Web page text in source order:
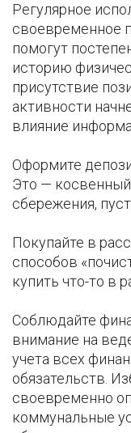
Регулярное
своевременное
помогут
историю
присутствие
активности
влияние
Оформите
Это — косвенный
сбережения,
Покупайте в
способов
купить что-то в
Соблюдайте
внимание на
учета всех
обязательств.
своевременно
коммунальные